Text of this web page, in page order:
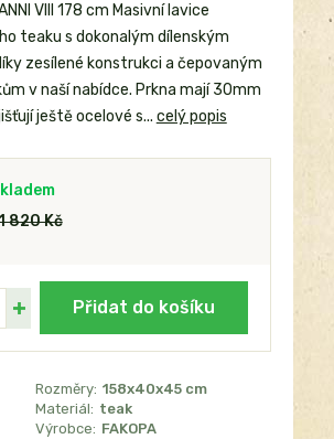
VIII 178 cm Masivní lavice
teaku s dokonalým dílenským
zesílené konstrukci a čepovaným
v naší nabídce. Prkna mají 30mm
ještě ocelové s... celý popis
820 Kč
Přidat do košíku
Rozměry: 158x40x45 cm
Materiál: teak
Výrobce: FAKOPA